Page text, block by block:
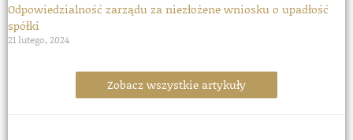
Odpowiedzialność zarządu za niezłożene wniosku o upadłość
spółki
21 lutego, 2024
Zobacz wszystkie artykuły